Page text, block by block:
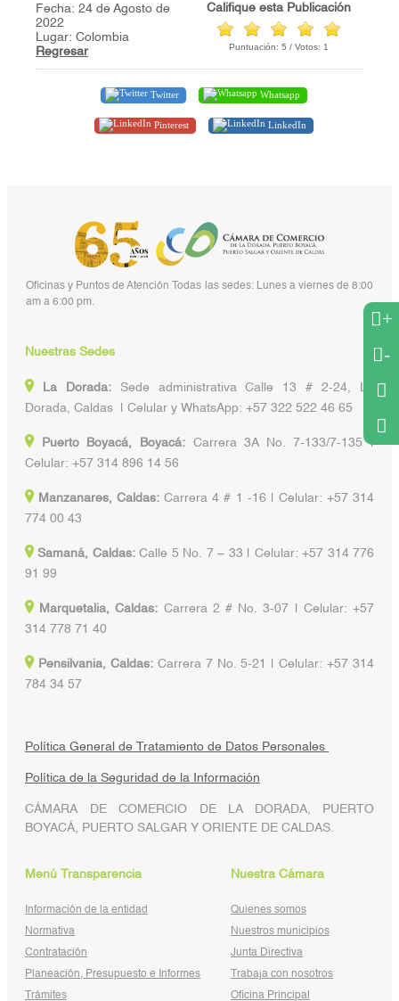
Fecha: 24 de Agosto de
2022
Lugar: Colombia
Regresar
Califique esta Publicación
Puntuación: 5 / Votos: 1
Twitter Whatsapp
Pinterest LinkedIn
+
-
Oficinas y Puntos de Atención Todas las sedes: Lunes a viernes de 8:00
am a 6:00 pm.
Nuestras Sedes
La Dorada:Sede administrativa Calle 13 # 2-24, La
Dorada, Caldas | Celular y WhatsApp: +57 322 522 46 65
Puerto Boyacá, Boyacá:Carrera 3A No. 7-133/7-135 |
Celular: +57 314 896 14 56
Manzanares, Caldas: Carrera 4 # 1 -16 | Celular: +57 314
774 00 43
Samaná, Caldas:Calle 5 No. 7 – 33 | Celular: +57 314 776
91 99
Marquetalia, Caldas: Carrera 2 # No. 3-07 | Celular: +57
314 778 71 40
Pensilvania, Caldas:Carrera 7 No. 5-21 | Celular: +57 314
784 34 57
Política General de Tratamiento de Datos Personales
Política de la Seguridad de la Información
CÁMARA DE COMERCIO DE LA DORADA, PUERTO
BOYACÁ, PUERTO SALGAR Y ORIENTE DE CALDAS.
Menú Transparencia
Información de la entidad
Normativa
Contratación
Planeación, Presupuesto e Informes
Trámites
Nuestra Cámara
Quienes somos
Nuestros municipios
Junta Directiva
Trabaja con nosotros
Oficina Principal